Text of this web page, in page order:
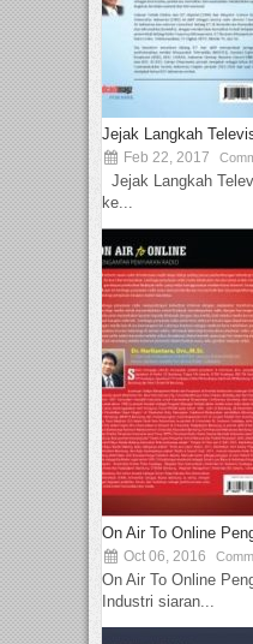
Jejak Langkah
Feb 22, 2017
Jejak Langkah
ke...
On Air To Online
Oct 06, 2016
On Air To Online
Industri siaran...